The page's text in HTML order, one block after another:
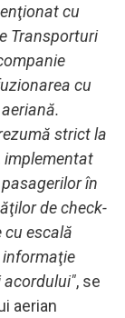
cu
Transporturi
cu
strict la
implementat
în
de check-
cu escală
informaţie
acordului", se
aerian